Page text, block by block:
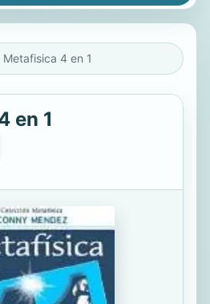
Metafisica 4 en 1
en 1